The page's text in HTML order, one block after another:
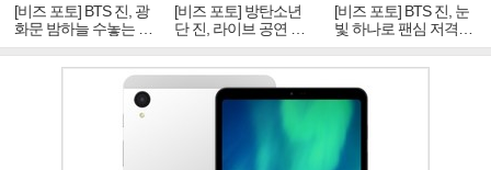
[비즈 포토] BTS 진, 광
화문 밤하늘 수놓는 '비
주얼 킹'의 열창
[비즈 포토] 방탄소년
단 진, 라이브 공연 중
빛나는 독보적 아우라
[비즈 포토] BTS 진, 눈
빛 하나로 팬심 저격…
독보적 카리스마